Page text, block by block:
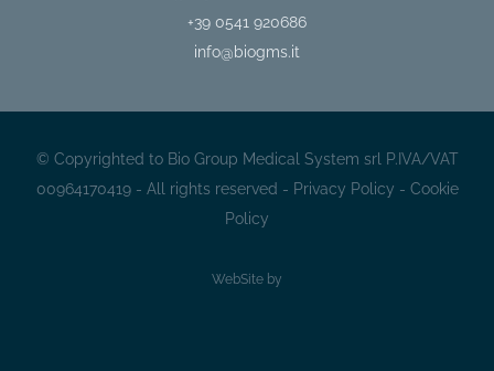
+39 0541 920686
info@biogms.it
© Copyrighted to Bio Group Medical System srl P.IVA/VAT
00964170419 - All rights reserved - Privacy Policy - Cookie
Policy
WebSite by